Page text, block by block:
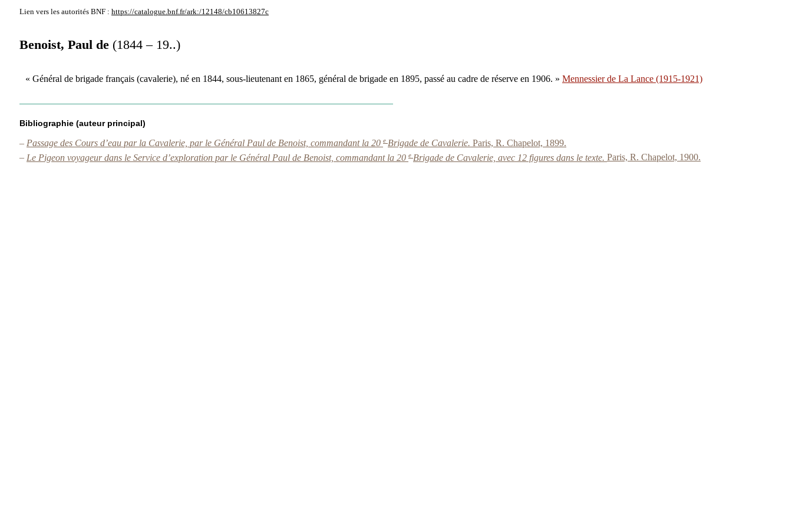
Lien vers les autorités BNF : https://catalogue.bnf.fr/ark:/12148/cb10613827c
Benoist, Paul de (1844 – 19..)
« Général de brigade français (cavalerie), né en 1844, sous-lieutenant en 1865, général de brigade en 1895, passé au cadre de réserve en 1906. » Mennessier de La Lance (1915-1921)
Bibliographie (auteur principal)
– Passage des Cours d’eau par la Cavalerie, par le Général Paul de Benoist, commandant la 20 e Brigade de Cavalerie. Paris, R. Chapelot, 1899.
– Le Pigeon voyageur dans le Service d’exploration par le Général Paul de Benoist, commandant la 20 e Brigade de Cavalerie, avec 12 figures dans le texte. Paris, R. Chapelot, 1900.